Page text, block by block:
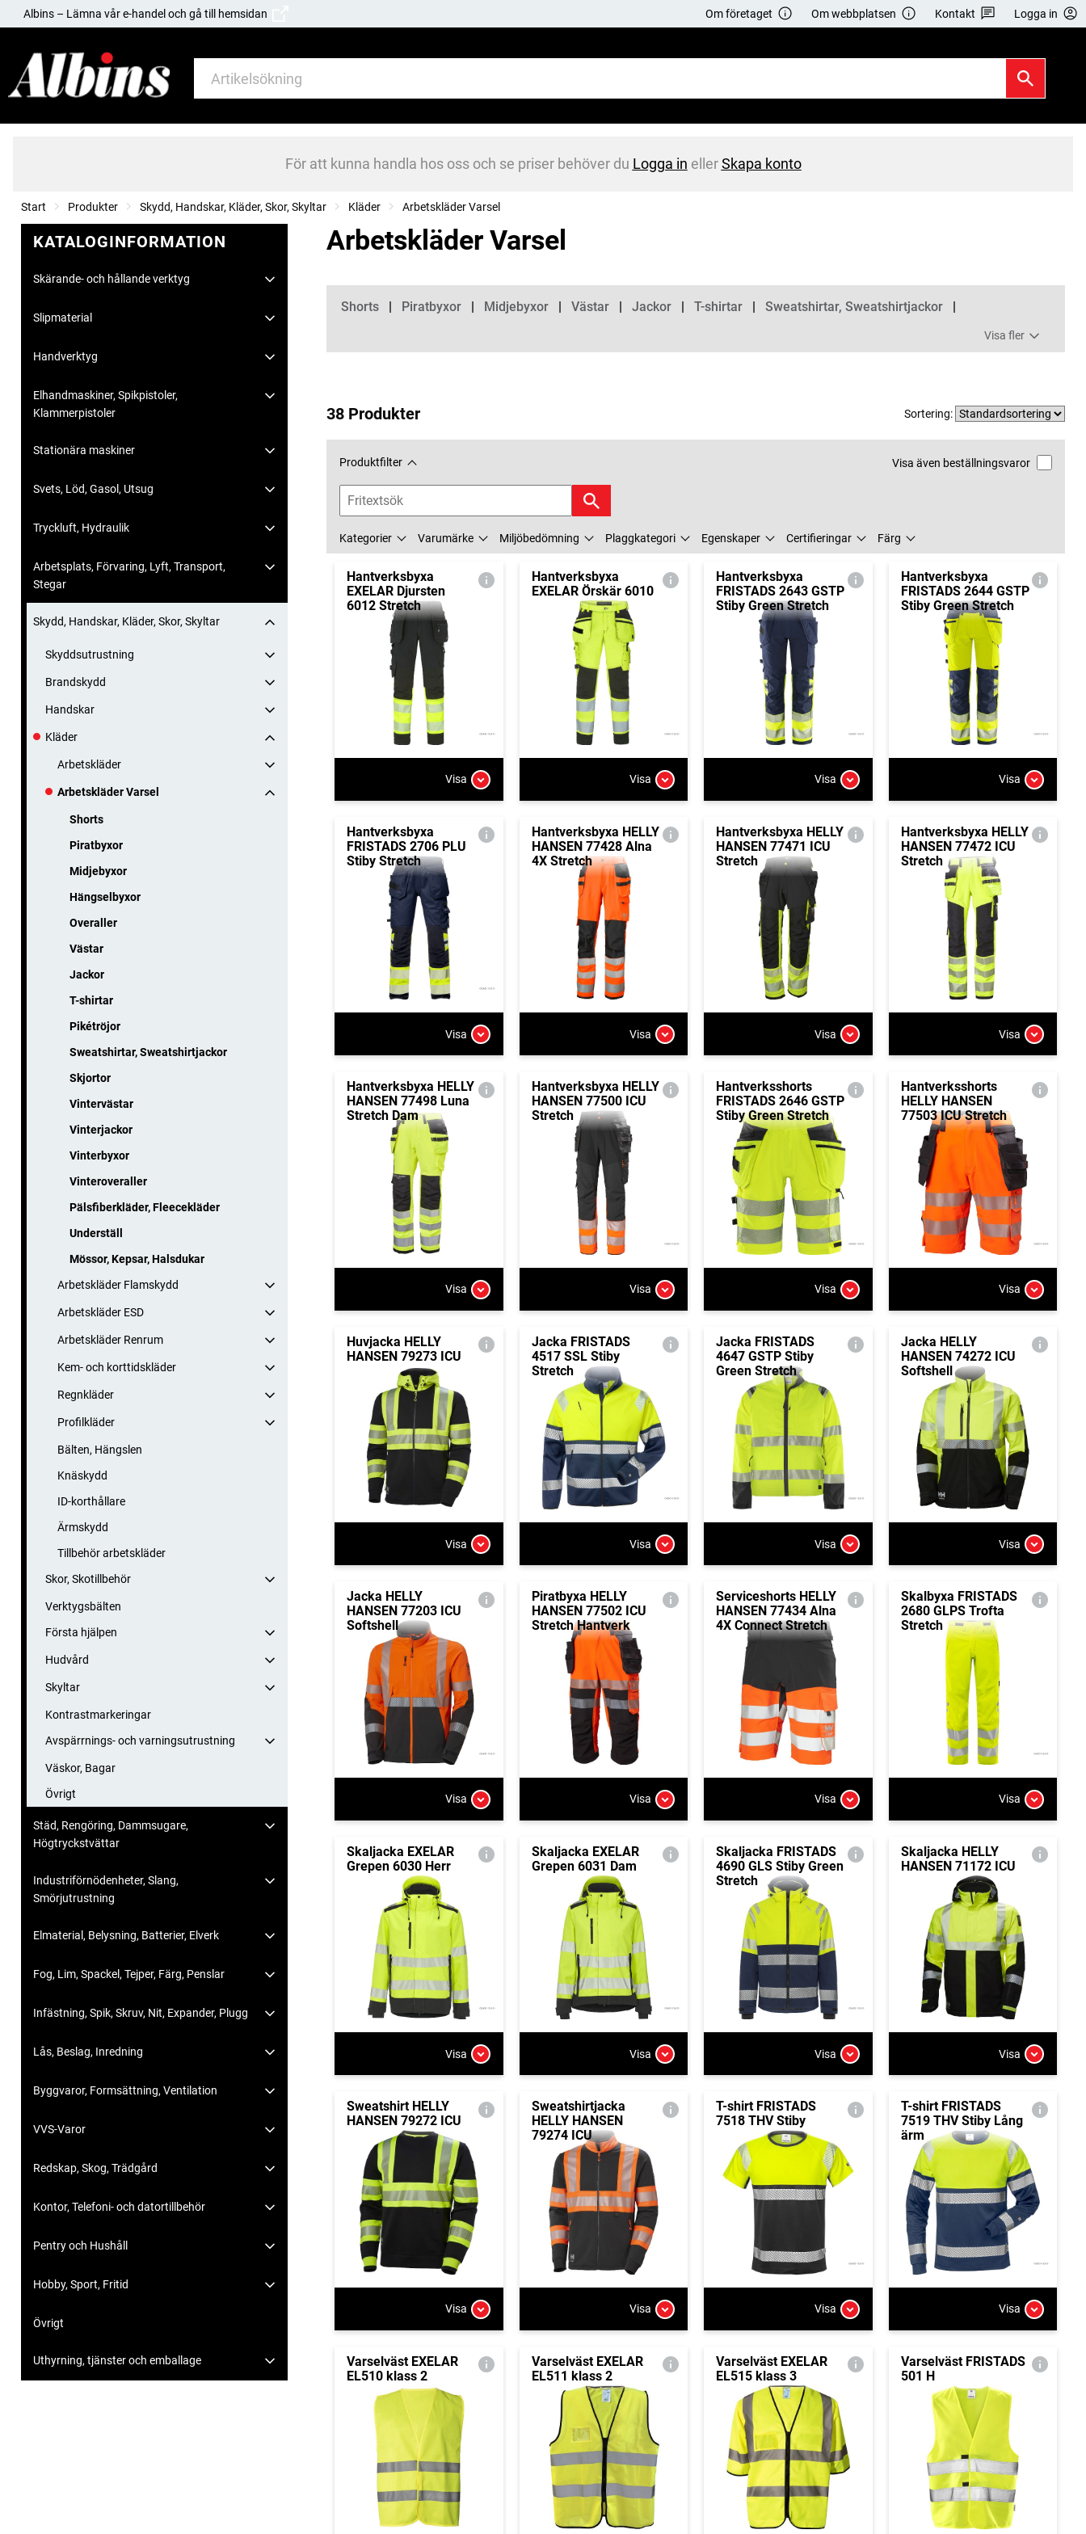
Albins – Lämna vår e-handel och gå till hemsidan Om företaget Om webbplatsen Kontakt Logga in
För att kunna handla hos oss och se priser behöver du Logga in ellerSkapa konto
Start Produkter Skydd, Handskar, Kläder, Skor, Skyltar Kläder Arbetskläder Varsel
KATALOGINFORMATION
Skärande- och hållande verktyg
Slipmaterial
Handverktyg
Elhandmaskiner, Spikpistoler,
Klammerpistoler
Stationära maskiner
Svets, Löd, Gasol, Utsug
Tryckluft, Hydraulik
Arbetsplats, Förvaring, Lyft, Transport,
Stegar
Skydd, Handskar, Kläder, Skor, Skyltar
Skyddsutrustning
Brandskydd
Handskar
Kläder
Arbetskläder
Arbetskläder Varsel
Shorts
Piratbyxor
Midjebyxor
Hängselbyxor
Overaller
Västar
Jackor
T-shirtar
Pikétröjor
Sweatshirtar, Sweatshirtjackor
Skjortor
Vintervästar
Vinterjackor
Vinterbyxor
Vinteroveraller
Pälsfiberkläder, Fleecekläder
Underställ
Mössor, Kepsar, Halsdukar
Arbetskläder Flamskydd
Arbetskläder ESD
Arbetskläder Renrum
Kem- och korttidskläder
Regnkläder
Profilkläder
Bälten, Hängslen
Knäskydd
ID-korthållare
Ärmskydd
Tillbehör arbetskläder
Skor, Skotillbehör
Verktygsbälten
Första hjälpen
Hudvård
Skyltar
Kontrastmarkeringar
Avspärrnings- och varningsutrustning
Väskor, Bagar
Övrigt
Städ, Rengöring, Dammsugare,
Högtryckstvättar
Industriförnödenheter, Slang,
Smörjutrustning
Elmaterial, Belysning, Batterier, Elverk
Fog, Lim, Spackel, Tejper, Färg, Penslar
Infästning, Spik, Skruv, Nit, Expander, Plugg
Lås, Beslag, Inredning
Byggvaror, Formsättning, Ventilation
VVS-Varor
Redskap, Skog, Trädgård
Kontor, Telefoni- och datortillbehör
Pentry och Hushåll
Hobby, Sport, Fritid
Övrigt
Uthyrning, tjänster och emballage
Arbetskläder Varsel
Kategorier
Shorts Piratbyxor Midjebyxor Västar Jackor T-shirtar Sweatshirtar, Sweatshirtjackor
Visa fler
38 Produkter Sortering:
Produktfilter Visa även beställningsvaror
Kategorier Varumärke Miljöbedömning Plaggkategori Egenskaper Certifieringar Färg
Hantverksbyxa
EXELAR Djursten
6012 Stretch
Visa
Hantverksbyxa
EXELAR Örskär 6010
Visa
Hantverksbyxa
FRISTADS 2643 GSTP
Stiby Green Stretch
Visa
Hantverksbyxa
FRISTADS 2644 GSTP
Stiby Green Stretch
Visa
Hantverksbyxa
FRISTADS 2706 PLU
Stiby Stretch
Visa
Hantverksbyxa HELLY
HANSEN 77428 Alna
4X Stretch
Visa
Hantverksbyxa HELLY
HANSEN 77471 ICU
Stretch
Visa
Hantverksbyxa HELLY
HANSEN 77472 ICU
Stretch
Visa
Hantverksbyxa HELLY
HANSEN 77498 Luna
Stretch Dam
Visa
Hantverksbyxa HELLY
HANSEN 77500 ICU
Stretch
Visa
Hantverksshorts
FRISTADS 2646 GSTP
Stiby Green Stretch
Visa
Hantverksshorts
HELLY HANSEN
77503 ICU Stretch
Visa
Huvjacka HELLY
HANSEN 79273 ICU
Visa
Jacka FRISTADS
4517 SSL Stiby
Stretch
Visa
Jacka FRISTADS
4647 GSTP Stiby
Green Stretch
Visa
Jacka HELLY
HANSEN 74272 ICU
Softshell
Visa
Jacka HELLY
HANSEN 77203 ICU
Softshell
Visa
Piratbyxa HELLY
HANSEN 77502 ICU
Stretch Hantverk
Visa
Serviceshorts HELLY
HANSEN 77434 Alna
4X Connect Stretch
Visa
Skalbyxa FRISTADS
2680 GLPS Trofta
Stretch
Visa
Skaljacka EXELAR
Grepen 6030 Herr
Visa
Skaljacka EXELAR
Grepen 6031 Dam
Visa
Skaljacka FRISTADS
4690 GLS Stiby Green
Stretch
Visa
Skaljacka HELLY
HANSEN 71172 ICU
Visa
Sweatshirt HELLY
HANSEN 79272 ICU
Visa
Sweatshirtjacka
HELLY HANSEN
79274 ICU
Visa
T-shirt FRISTADS
7518 THV Stiby
Visa
T-shirt FRISTADS
7519 THV Stiby Lång
ärm
Visa
Varselväst EXELAR
EL510 klass 2
Varselväst EXELAR
EL511 klass 2
Varselväst EXELAR
EL515 klass 3
Varselväst FRISTADS
501 H